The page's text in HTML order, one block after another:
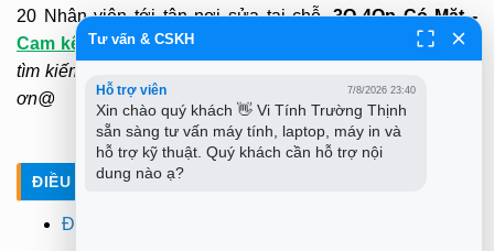
20 Nhân viên tới tận nơi sửa tại chỗ.3O-4Op Có Mặt -
Cam kết
:"KH hài lòng mới thu tiền". Không cần ra ngoài
tìm kiếm và chờ đợi. Rất hân hạnh được phục vụ. Xin cảm
ơn@
ĐIỀU KHOẢN - CHÍNH SÁCH
Điều khoản
Tư vấn & CSKH
Hỗ trợ viên 7/8/2026 23:40
Xin chào quý khách 👋 Vi Tính Trường Thịnh
sẵn sàng tư vấn máy tính, laptop, máy in và
hỗ trợ kỹ thuật. Quý khách cần hỗ trợ nội
dung nào ạ?